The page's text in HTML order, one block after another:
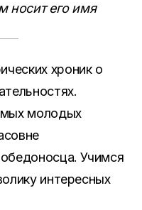
носит его имя
хроник о
молодых
Учимся
интересных